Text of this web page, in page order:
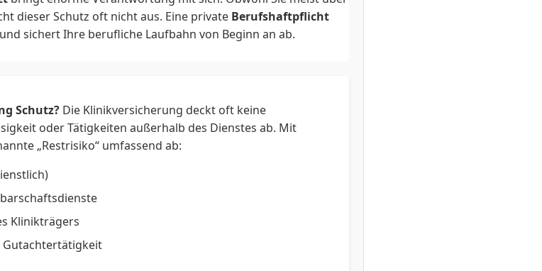
teuer?
anpassen?
haben oder sich in einer eigenen Praxis niederlassen,
Police muss dann zwingend auf einen vollwertigen
mitversichert?
deckt oft nur das "Restrisiko" (Erste Hilfe). Wenn Sie
dieser Schutz oft nicht aus. Eine private Berufshaftpflicht
sichert Ihre berufliche Laufbahn von Beginn an ab.
Schutz? Die Klinikversicherung deckt oft keine
oder Tätigkeiten außerhalb des Dienstes ab. Mit
„Restrisiko“ umfassend ab:
Klinikträgers
Gutachtertätigkeit